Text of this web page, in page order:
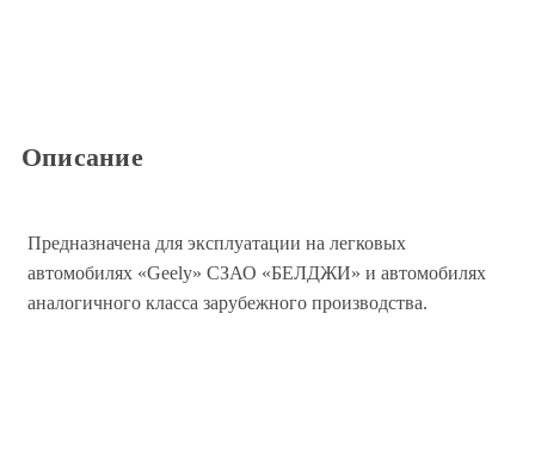
Описание
Предназначена для эксплуатации на легковых
автомобилях «Geely» СЗАО «БЕЛДЖИ» и автомобилях
аналогичного класса зарубежного производства.